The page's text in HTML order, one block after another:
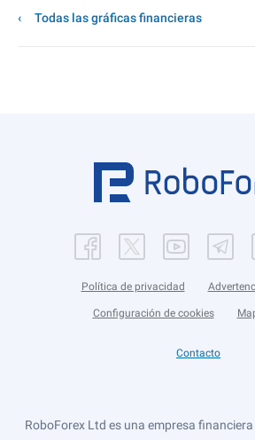
Todas las gráficas financieras
Política de privacidad
Configuración de cookies
Contacto
RoboForex Ltd es una empresa